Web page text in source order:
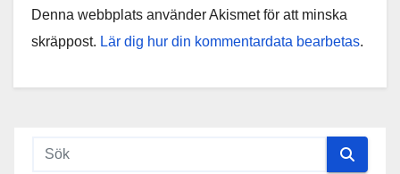
Denna webbplats använder Akismet för att minska
skräppost. Lär dig hur din kommentardata bearbetas.